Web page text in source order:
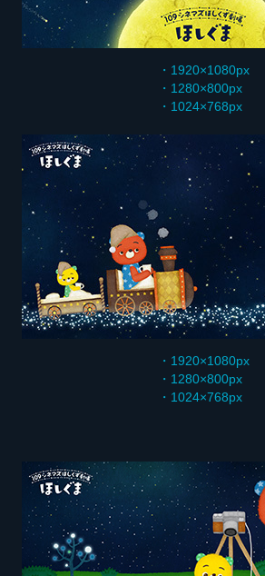
・1920×1080px
・1280×800px
・1024×768px
・1920×1080px
・1280×800px
・1024×768px